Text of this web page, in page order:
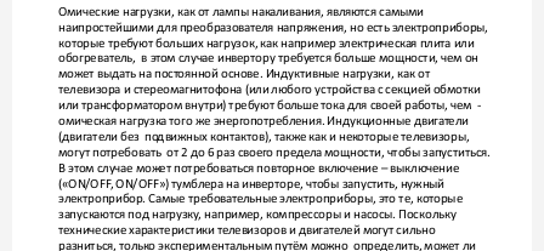
Омические нагрузки, как от лампы накаливания, являются самыми
наипростейшими для преобразователя напряжения, но есть электроприборы,
которые требуют больших нагрузок, как например электрическая плита или
обогреватель,  в этом случае инвертору требуется больше мощности, чем он
может выдать на постоянной основе. Индуктивные нагрузки, как от
телевизора и стереомагнитофона (или любого устройства с секцией обмотки
или трансформатором внутри) требуют больше тока для своей работы, чем  -
омическая нагрузка того же энергопотребления. Индукционные двигатели
(двигатели без  подвижных контактов), также как и некоторые телевизоры,
могут потребовать  от 2 до 6 раз своего предела мощности, чтобы запуститься.
В этом случае может потребоваться повторное включение – выключение
(«ON/OFF, ON/OFF») тумблера на инверторе, чтобы запустить, нужный
электроприбор. Самые требовательные электроприборы, это те, которые
запускаются под нагрузку, например, компрессоры и насосы. Поскольку
технические характеристики телевизоров и двигателей могут сильно
разниться, только экспериментальным путём можно  определить, может ли